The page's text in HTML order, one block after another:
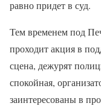
равно придет в суд.
Тем временем под
проходит акция в
сцена, дежурят
спокойная,
заинтересованы в